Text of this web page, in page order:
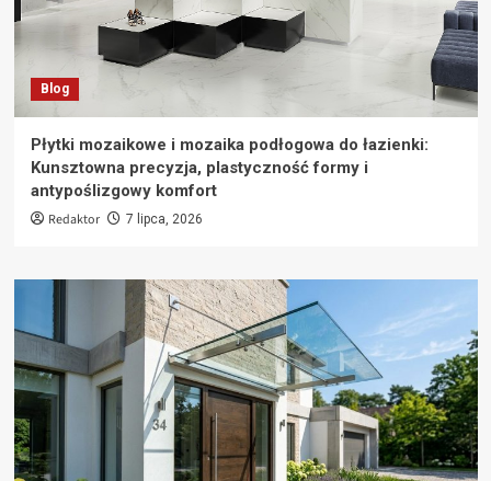
Blog
Płytki mozaikowe i mozaika podłogowa do łazienki:
Kunsztowna precyzja, plastyczność formy i
antypoślizgowy komfort
Redaktor 7 lipca, 2026